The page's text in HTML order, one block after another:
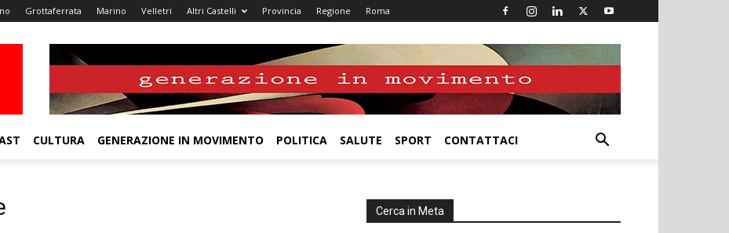
Grottaferrata Marino Velletri Altri Castelli Provincia Regione Roma
CULTURA GENERAZIONE IN MOVIMENTO POLITICA SALUTE SPORT CONTATTACI
Cerca in Meta